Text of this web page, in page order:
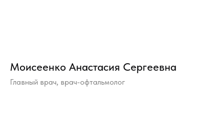
Моисеенко Анастасия Сергеевна
Главный врач, врач-офтальмолог